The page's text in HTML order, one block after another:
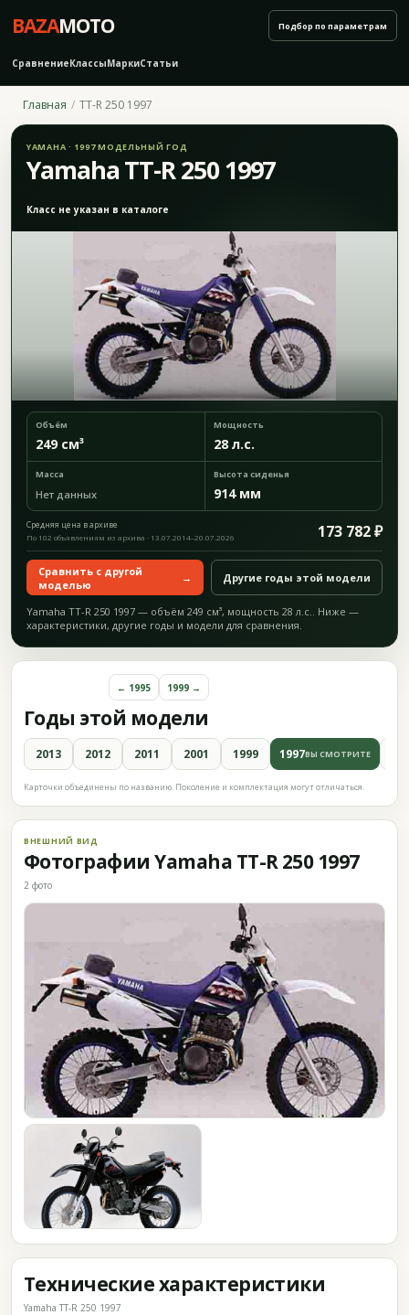
BAZAMOTO
СравнениеКлассыМаркиСтатьи
Подбор по параметрам
Главная TT-R 250 1997
YAMAHA · 1997 МОДЕЛЬНЫЙ ГОД
Yamaha TT-R 250 1997
Класс не указан в каталоге
Объём
249 см³
Мощность
28 л.с.
Масса
Нет данных
Высота сиденья
914 мм
Средняя цена в архиве 173 782 ₽
По 102 объявлениям из архива · 13.07.2014–20.07.2026
Сравнить с другой
моделью
→ Другие годы этой модели
Yamaha TT-R 250 1997 — объём 249 см³, мощность 28 л.с.. Ниже —
характеристики, другие годы и модели для сравнения.
Годы этой модели
← 1995 1999 →
2013 2012 2011 2001 1999 1997ВЫ СМОТРИТЕ
Карточки объединены по названию. Поколение и комплектация могут отличаться.
ВНЕШНИЙ ВИД
Фотографии Yamaha TT-R 250 1997
2 фото
Технические характеристики
Yamaha TT-R 250 1997